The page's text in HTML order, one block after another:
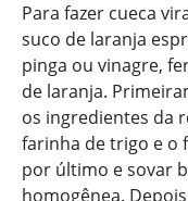
Para fazer cueca
suco de laranja
pinga ou vinagre,
de laranja.
os ingredientes da
farinha de trigo e o
por último e sovar
homogênea.